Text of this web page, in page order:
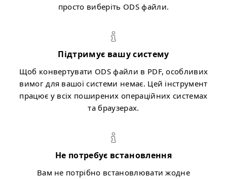
просто виберіть ODS файли.
Підтримує вашу систему
Щоб конвертувати ODS файли в PDF, особливих
вимог для вашої системи немає. Цей інструмент
працює у всіх поширених операційних системах
та браузерах.
Не потребує встановлення
Вам не потрібно встановлювати жодне